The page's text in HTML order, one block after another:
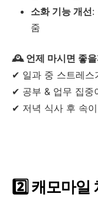
소화 기능 개선:
줌
🕰️ 언제 마시면 좋
✔ 일과 중 스트레스
✔ 공부 & 업무 집중
✔ 저녁 식사 후 속
2️⃣ 캐모마일